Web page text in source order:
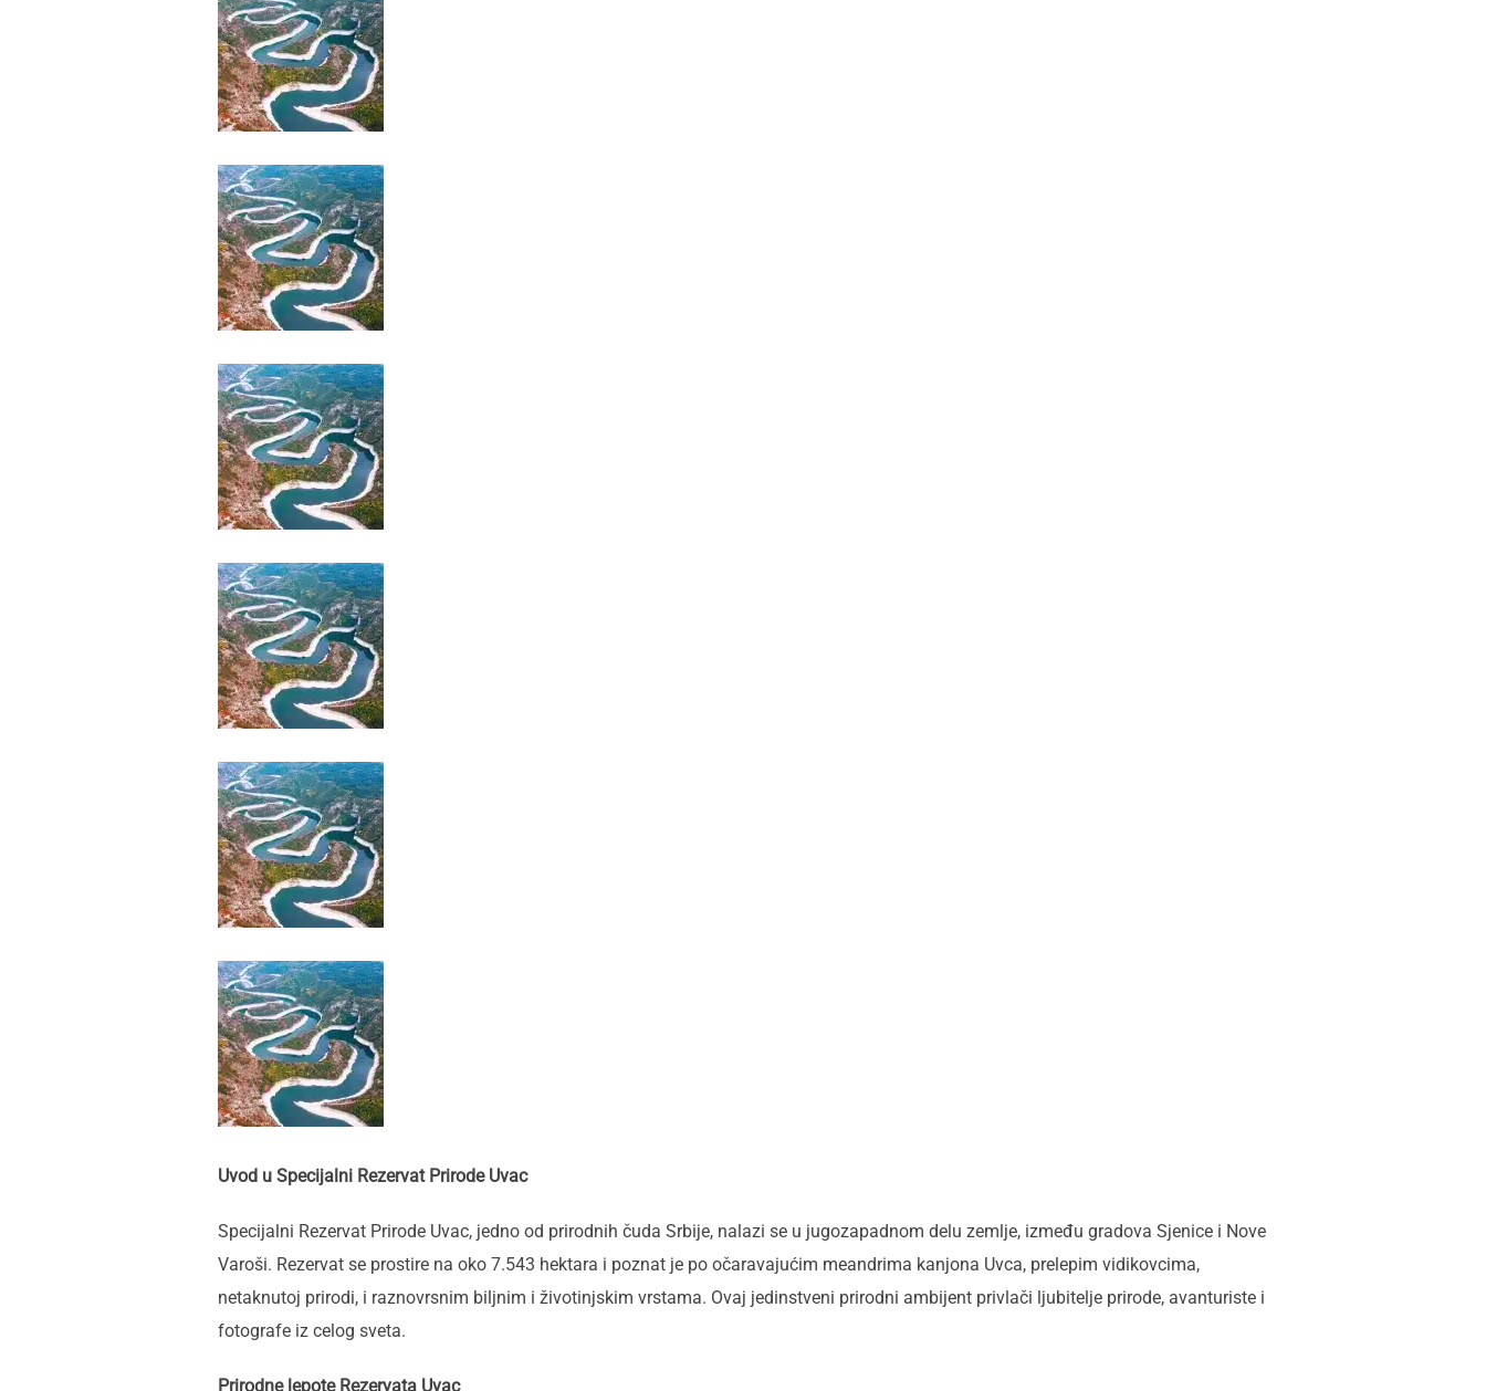
Uvod u Specijalni Rezervat Prirode Uvac
Specijalni Rezervat Prirode Uvac, jedno od prirodnih čuda Srbije, nalazi se u jugozapadnom delu zemlje, između gradova Sjenice i Nove
Varoši. Rezervat se prostire na oko 7.543 hektara i poznat je po očaravajućim meandrima kanjona Uvca, prelepim vidikovcima,
netaknutoj prirodi, i raznovrsnim biljnim i životinjskim vrstama. Ovaj jedinstveni prirodni ambijent privlači ljubitelje prirode, avanturiste i
fotografe iz celog sveta.
Prirodne lepote Rezervata Uvac